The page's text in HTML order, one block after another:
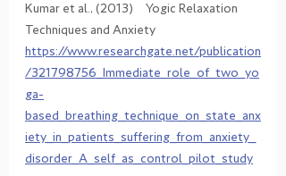
Kumar et al., (2013)　Yogic Relaxation
Techniques and Anxiety
https://www.researchgate.net/publication
/321798756_Immediate_role_of_two_yo
ga-
based_breathing_technique_on_state_anx
iety_in_patients_suffering_from_anxiety_
disorder_A_self_as_control_pilot_study